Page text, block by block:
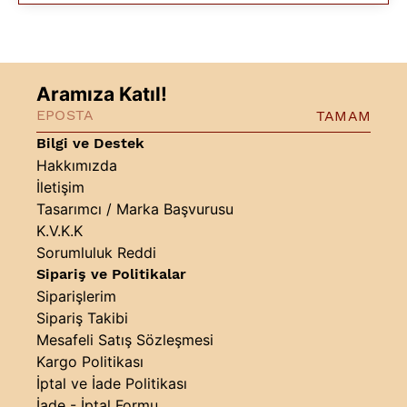
Bilgi ve Destek
Hakkımızda
İletişim
Tasarımcı / Marka Başvurusu
K.V.K.K
Sorumluluk Reddi
Sipariş ve Politikalar
Siparişlerim
Sipariş Takibi
Mesafeli Satış Sözleşmesi
Kargo Politikası
İptal ve İade Politikası
Aramıza Katıl!
TAMAM